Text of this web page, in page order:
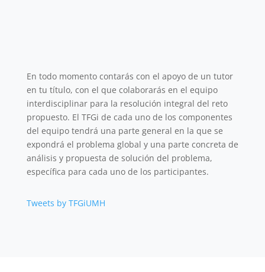
En todo momento contarás con el apoyo de un tutor
en tu título, con el que colaborarás en el equipo
interdisciplinar para la resolución integral del reto
propuesto. El TFGi de cada uno de los componentes
del equipo tendrá una parte general en la que se
expondrá el problema global y una parte concreta de
análisis y propuesta de solución del problema,
específica para cada uno de los participantes.
Tweets by TFGiUMH